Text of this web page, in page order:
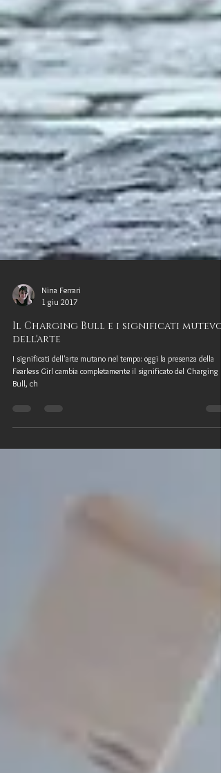
1 giu 2017
Il Charging Bull e i significati
dell'arte
I significati dell'arte mutano nel tempo: oggi la presenza della
Bull, ch